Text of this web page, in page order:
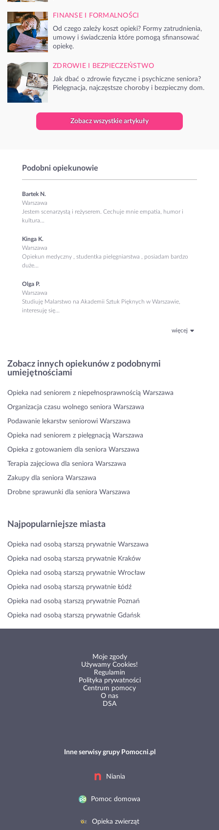
FINANSE I FORMALNOŚCI
Od czego zależy koszt opieki? Formy zatrudnienia,
umowy i świadczenia które pomogą sfinansować
opiekę.
ZDROWIE I BEZPIECZEŃSTWO
Jak dbać o zdrowie fizyczne i psychiczne seniora?
Pielęgnacja, najczęstsze choroby i bezpieczny dom.
Zobacz wszystkie artykuły
Podobni opiekunowie
Bartek N.
Warszawa
Jestem scenarzystą i reżyserem. Cechuje mnie empatia, humor i
kultura...
Kinga K.
Warszawa
Opiekun medyczny , studentka pielęgniarstwa , posiadam bardzo
duże...
Olga P.
Warszawa
Studiuję Malarstwo na Akademii Sztuk Pięknych w Warszawie,
interesuję się...
więcej
Zobacz innych opiekunów z podobnymi
umiejętnościami
Opieka nad seniorem z niepełnosprawnością Warszawa
Organizacja czasu wolnego seniora Warszawa
Podawanie lekarstw seniorowi Warszawa
Opieka nad seniorem z pielęgnacją Warszawa
Opieka z gotowaniem dla seniora Warszawa
Terapia zajęciowa dla seniora Warszawa
Zakupy dla seniora Warszawa
Drobne sprawunki dla seniora Warszawa
Najpopularniejsze miasta
Opieka nad osobą starszą prywatnie Warszawa
Opieka nad osobą starszą prywatnie Kraków
Opieka nad osobą starszą prywatnie Wrocław
Opieka nad osobą starszą prywatnie Łódź
Opieka nad osobą starszą prywatnie Poznań
Opieka nad osobą starszą prywatnie Gdańsk
Moje zgody
Używamy Cookies!
Regulamin
Polityka prywatności
Centrum pomocy
O nas
DSA
Inne serwisy grupy Pomocni.pl
Niania
Pomoc domowa
Opieka zwierząt